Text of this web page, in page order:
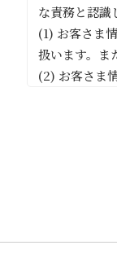
な責務と認識
(1) お客さま
扱います。ま
(2) お客さま
(3) お客さま
ってお客さ
(5) 保有する
の窓口でお
具体的には、